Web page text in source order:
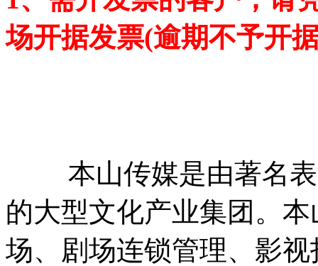
场开据发票(逾期不予开
本山传媒是由著名表
的大型文化产业集团。
场、剧场连锁管理、影